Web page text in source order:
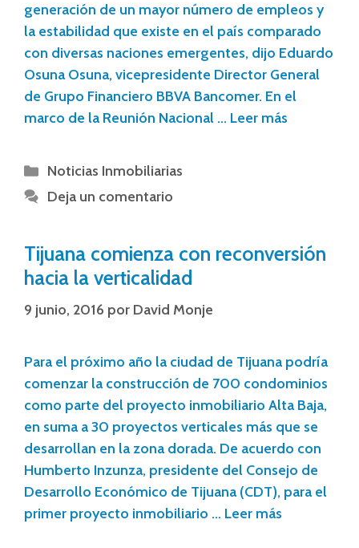
generación de un mayor número de empleos y
la estabilidad que existe en el país comparado
con diversas naciones emergentes, dijo Eduardo
Osuna Osuna, vicepresidente Director General
de Grupo Financiero BBVA Bancomer. En el
marco de la Reunión Nacional … Leer más
Noticias Inmobiliarias
Deja un comentario
Tijuana comienza con reconversión
hacia la verticalidad
9 junio, 2016 por David Monje
Para el próximo año la ciudad de Tijuana podría
comenzar la construcción de 700 condominios
como parte del proyecto inmobiliario Alta Baja,
en suma a 30 proyectos verticales más que se
desarrollan en la zona dorada. De acuerdo con
Humberto Inzunza, presidente del Consejo de
Desarrollo Económico de Tijuana (CDT), para el
primer proyecto inmobiliario … Leer más